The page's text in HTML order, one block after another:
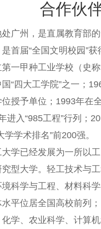
合作伙
广州，是直属教育部
首届“全国文明校园”
一甲种工业学校（史
“四大工学院”之一；
授予单位；1993年在
进入“985工程”行列；
学术排名”前200强。
学已经发展为一所以
型大学。轻工技术与
科学与工程、材料科
平位居全国高校前列
学、农业科学、计算